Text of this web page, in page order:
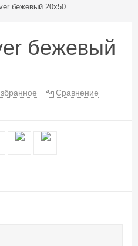
бежевый 20x50
бежевый
Сравнение